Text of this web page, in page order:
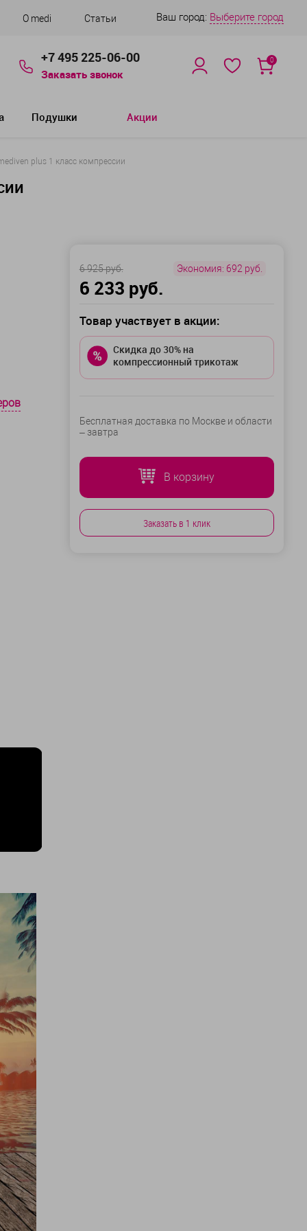
О medi Статьи Ваш город: Выберите город
+7 495 225-06-00
Заказать звонок
0
Подушки Акции
plus 1 класс компрессии
6 233 руб.
6 925 руб. Экономия: 692 руб.
Товар участвует в акции:
Скидка до 30% на
компрессионный трикотаж
Бесплатная доставка по Москве и области
– завтра
В корзину
Заказать в 1 клик